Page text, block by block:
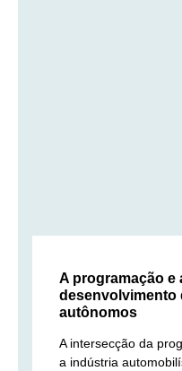
A programação e
desenvolvimento
autônomos
A intersecção da
a indústria